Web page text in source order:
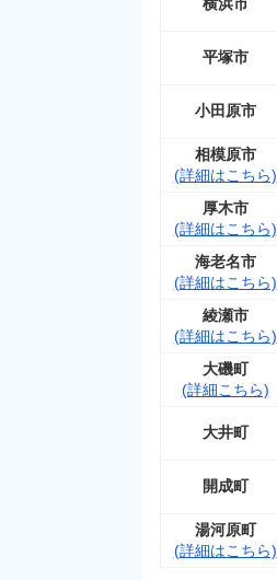
平塚市
小田原市
相模原市
(詳細はこちら)
厚木市
(詳細はこちら)
海老名市
(詳細はこちら)
綾瀬市
(詳細はこちら)
大磯町
(詳細こちら)
大井町
開成町
湯河原町
(詳細はこちら)